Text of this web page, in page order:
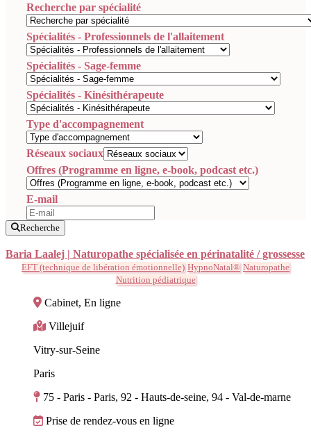
Recherche par spécialité
Spécialités - Professionnels de l'allaitement
Spécialités - Sage-femme
Spécialités - Kinésithérapeute
Type d'accompagnement
Réseaux sociaux
Offres (Programme en ligne, e-book, podcast etc.)
E-mail
Recherche
Baria Laalej | Naturopathe spécialisée en périnatalité / grossesse
EFT (technique de libération émotionnelle) HypnoNatal® Naturopathe
Nutrition pédiatrique
Cabinet, En ligne
Villejuif
Vitry-sur-Seine
Paris
75 - Paris - Paris, 92 - Hauts-de-seine, 94 - Val-de-marne
Prise de rendez-vous en ligne